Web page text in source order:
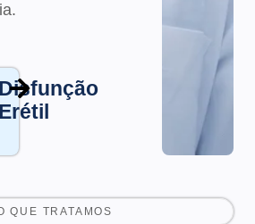
Erétil
QUE TRATAMOS